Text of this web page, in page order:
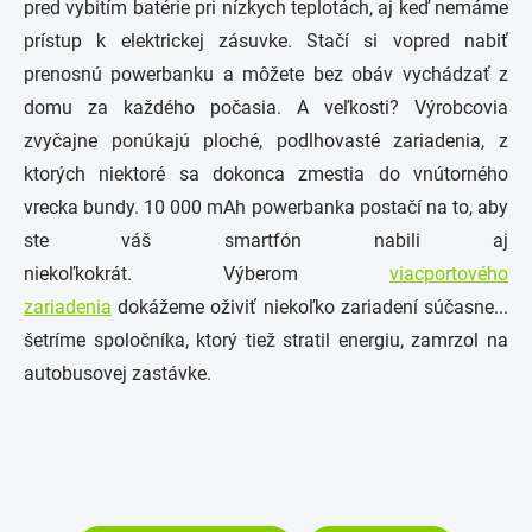
pred vybitím batérie pri nízkych teplotách, aj keď nemáme
prístup k elektrickej zásuvke. Stačí si vopred nabiť
prenosnú powerbanku a môžete bez obáv vychádzať z
domu za každého počasia. A veľkosti? Výrobcovia
zvyčajne ponúkajú ploché, podlhovasté zariadenia, z
ktorých niektoré sa dokonca zmestia do vnútorného
vrecka bundy. 10 000 mAh powerbanka postačí na to, aby
ste váš smartfón nabili aj
niekoľkokrát. Výberom viacportového
zariadenia dokážeme oživiť niekoľko zariadení súčasne...
šetríme spoločníka, ktorý tiež stratil energiu, zamrzol na
autobusovej zastávke.